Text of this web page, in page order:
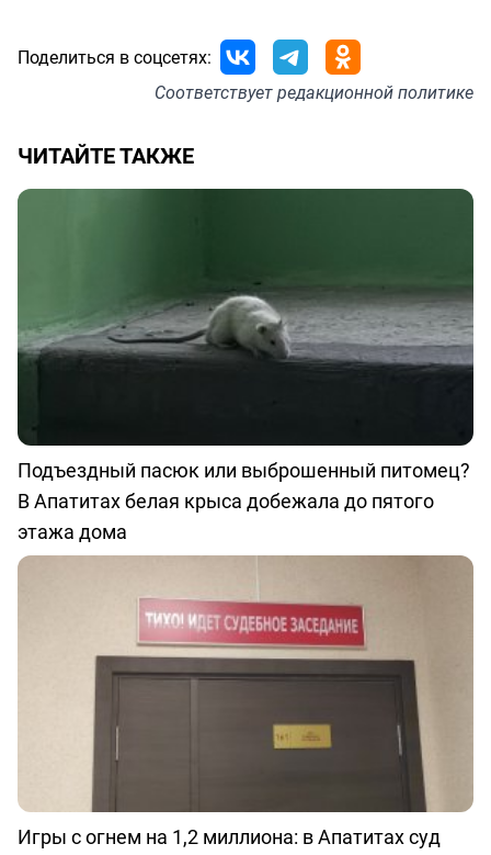
Поделиться в соцсетях:
Соответствуетредакционной политике
ЧИТАЙТЕ ТАКЖЕ
Подъездный пасюк или выброшенный питомец?
В Апатитах белая крыса добежала до пятого
этажа дома
Игры с огнем на 1,2 миллиона: в Апатитах суд